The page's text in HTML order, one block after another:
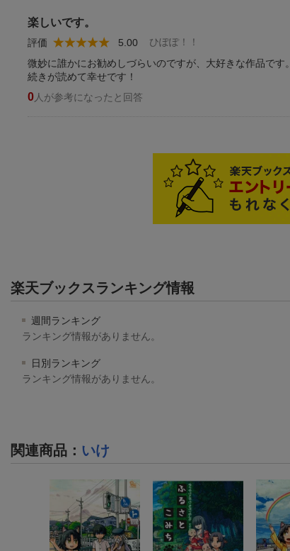
楽しいです。
ひぽぽ！！
評価 5.00
微妙に誰かにお勧めしづらいのですが、大好きな作品です。
続きが読めて幸せです！
0 人が参考になったと回答
楽天ブックスランキング情報
週間ランキング
ランキング情報がありません。
日別ランキング
ランキング情報がありません。
関連商品 ： いけ